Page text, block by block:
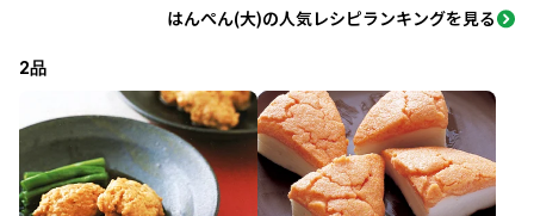
はんぺん(大)の人気レシピランキングを見る
2品